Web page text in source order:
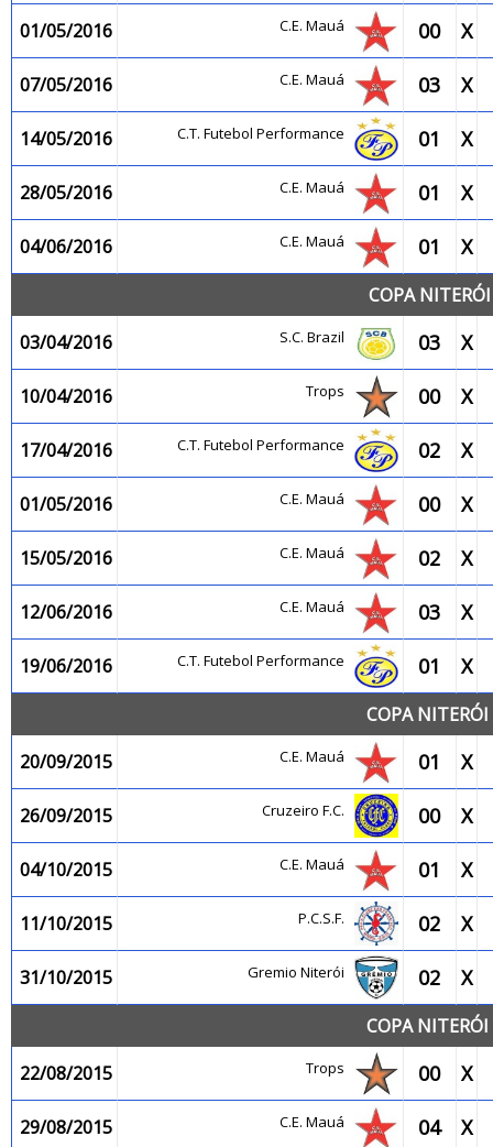
01/05/2016 C.E. Mauá 00 X
07/05/2016 C.E. Mauá 03 X
14/05/2016 C.T. Futebol Performance 01 X
28/05/2016 C.E. Mauá 01 X
04/06/2016 C.E. Mauá 01 X
COPA
03/04/2016
S.C. Brazil 03 X
10/04/2016 Trops 00 X
17/04/2016 C.T. Futebol Performance 02 X
01/05/2016 C.E. Mauá 00 X
15/05/2016 C.E. Mauá 02 X
12/06/2016 C.E. Mauá 03 X
19/06/2016 C.T. Futebol Performance 01 X
COPA
20/09/2015
C.E. Mauá 01 X
26/09/2015 Cruzeiro F.C. 00 X
04/10/2015 C.E. Mauá 01 X
11/10/2015 P.C.S.F. 02 X
31/10/2015 Gremio Niterói 02 X
COPA
22/08/2015
Trops 00 X
29/08/2015 C.E. Mauá 04 X